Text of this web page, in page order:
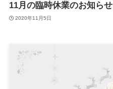
11月の臨時休業のお知らせ
2020年11月5日